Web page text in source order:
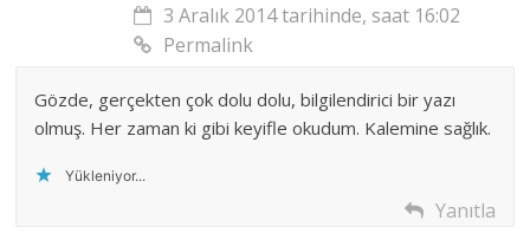
3 Aralık 2014 tarihinde, saat 16:02
Permalink
Gözde, gerçekten çok dolu dolu, bilgilendirici bir yazı
olmuş. Her zaman ki gibi keyifle okudum. Kalemine sağlık.
Yükleniyor...
Yanıtla